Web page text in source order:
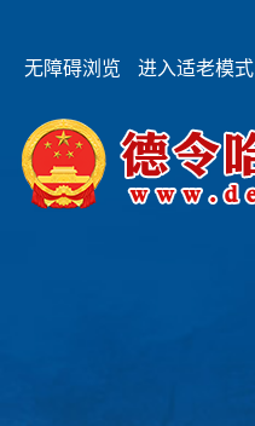
无障碍浏览 进入适老模式